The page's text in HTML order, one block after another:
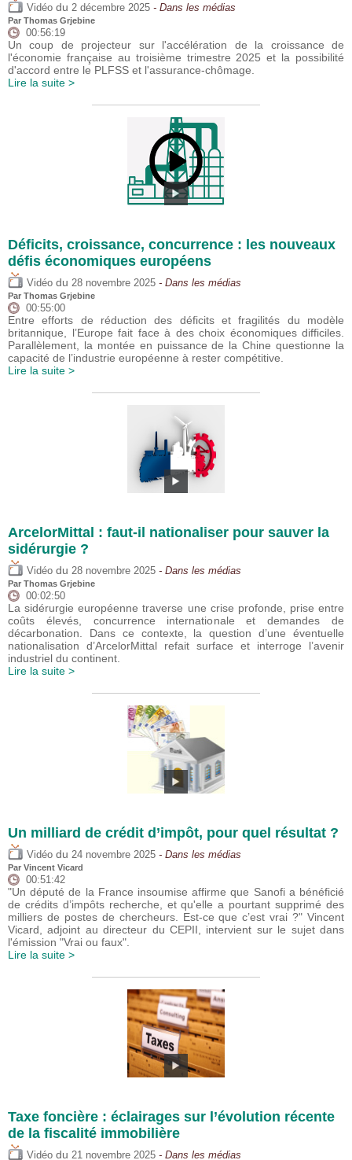
Vidéo du 2 décembre 2025 - Dans les médias
Par Thomas Grjebine
00:56:19
Un coup de projecteur sur l'accélération de la croissance de
l'économie française au troisième trimestre 2025 et la possibilité
d'accord entre le PLFSS et l'assurance-chômage.
Lire la suite >
Déficits, croissance, concurrence : les nouveaux
défis économiques européens
Vidéo du 28 novembre 2025 - Dans les médias
Par Thomas Grjebine
00:55:00
Entre efforts de réduction des déficits et fragilités du modèle
britannique, l’Europe fait face à des choix économiques difficiles.
Parallèlement, la montée en puissance de la Chine questionne la
capacité de l’industrie européenne à rester compétitive.
Lire la suite >
ArcelorMittal : faut-il nationaliser pour sauver la
sidérurgie ?
Vidéo du 28 novembre 2025 - Dans les médias
Par Thomas Grjebine
00:02:50
La sidérurgie européenne traverse une crise profonde, prise entre
coûts élevés, concurrence internationale et demandes de
décarbonation. Dans ce contexte, la question d’une éventuelle
nationalisation d’ArcelorMittal refait surface et interroge l’avenir
industriel du continent.
Lire la suite >
Un milliard de crédit d’impôt, pour quel résultat ?
Vidéo du 24 novembre 2025 - Dans les médias
Par Vincent Vicard
00:51:42
"Un député de la France insoumise affirme que Sanofi a bénéficié
de crédits d’impôts recherche, et qu'elle a pourtant supprimé des
milliers de postes de chercheurs. Est-ce que c’est vrai ?" Vincent
Vicard, adjoint au directeur du CEPII, intervient sur le sujet dans
l'émission "Vrai ou faux".
Lire la suite >
Taxe foncière : éclairages sur l’évolution récente
de la fiscalité immobilière
Vidéo du 21 novembre 2025 - Dans les médias